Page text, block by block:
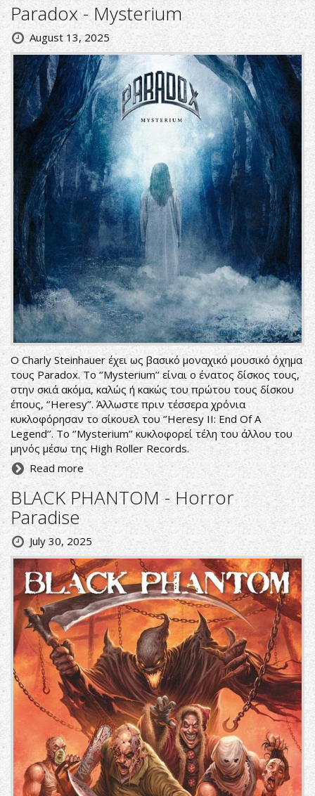
Paradox - Mysterium
August 13, 2025
Ο Charly Steinhauer έχει ως βασικό μοναχικό μουσικό όχημα
τους Paradox. Το ‘’Mysterium’’ είναι ο ένατος δίσκος τους,
στην σκιά ακόμα, καλώς ή κακώς του πρώτου τους δίσκου
έπους, ‘’Heresy’’. Άλλωστε πριν τέσσερα χρόνια
κυκλοφόρησαν το σίκουελ του ‘’Heresy II: End Of A
Legend’’. Το ‘’Mysterium’’ κυκλοφορεί τέλη του άλλου του
μηνός μέσω της High Roller Records.
Read more
BLACK PHANTOM - Horror
Paradise
July 30, 2025